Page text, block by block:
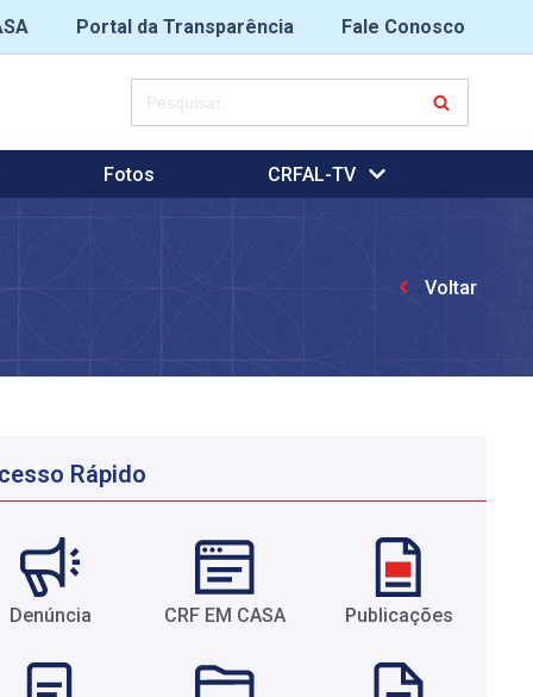
Portal da Transparência
Fale Conosco
Fotos CRFAL-TV
Voltar
Rápido
Denúncia CRF EM CASA Publicações